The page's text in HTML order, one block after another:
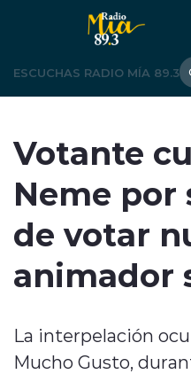
ESCUCHAS RADIO MÍA 89.3
REGIONALES
ACTUALIDAD
DEPORTES
Votante
Neme por
de votar
animador
La interpelación
Mucho Gusto,